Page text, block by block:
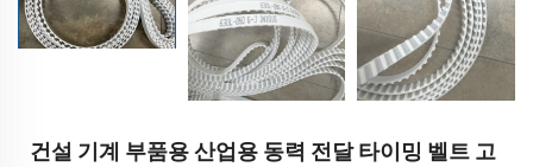
건설 기계 부품용 산업용 동력 전달 타이밍 벨트 고